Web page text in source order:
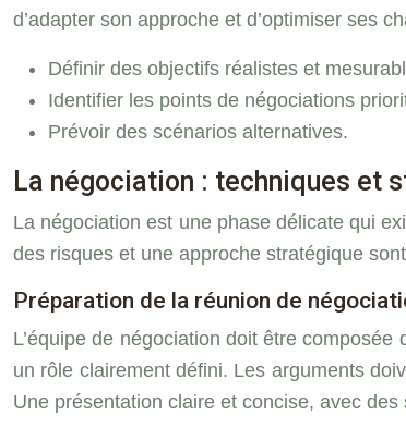
d’adapter son approche et d’optimiser ses
Définir des objectifs réalistes et
Identifier les points de négociations
Prévoir des scénarios alternatives.
La négociation : techniques et
La négociation est une phase délicate qui
des risques et une approche stratégique
Préparation de la réunion de
L’équipe de négociation doit être
un rôle clairement défini. Les arguments
Une présentation claire et concise, avec